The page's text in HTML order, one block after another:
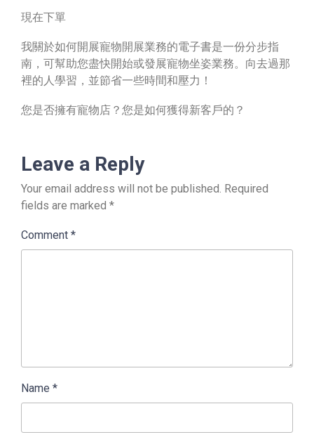
現在下單
我關於如何開展寵物開展業務的電子書是一份分步指
南，可幫助您盡快開始或發展寵物坐姿業務。向去過那
裡的人學習，並節省一些時間和壓力！
您是否擁有寵物店？您是如何獲得新客戶的？
Leave a Reply
Your email address will not be published. Required
fields are marked *
Comment *
Name *